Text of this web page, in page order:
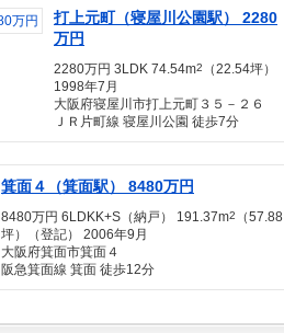
打上元町（寝屋川公園駅） 2280
万円
2280万円 3LDK 74.54m2
（22.54坪）
1998年7月
大阪府寝屋川市打上元町３５－２６
ＪＲ片町線 寝屋川公園 徒歩7分
箕面４（箕面駅） 8480万円
8480万円 6LDKK+S（納戸） 191.37m2
（57.88
坪）（登記） 2006年9月
大阪府箕面市箕面４
阪急箕面線 箕面 徒歩12分